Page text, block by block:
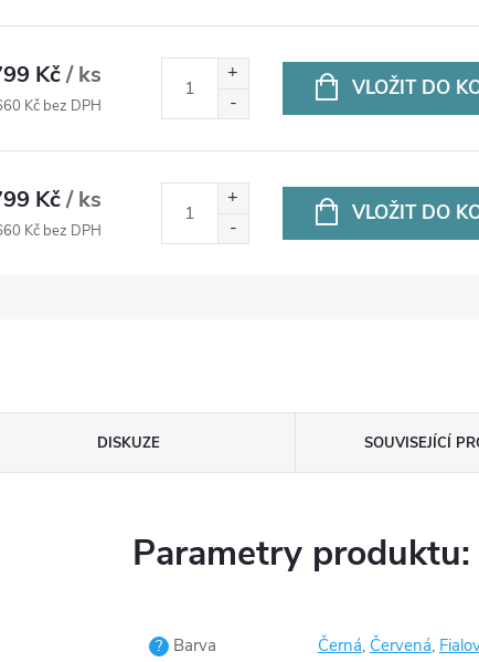
Kč/ ks
Kč bez DPH
VLOŽIT DO
Kč/ ks
Kč bez DPH
VLOŽIT DO
DISKUZE SOUVISEJÍCÍ
Parametry produktu:
? Barva
Černá, Červená,